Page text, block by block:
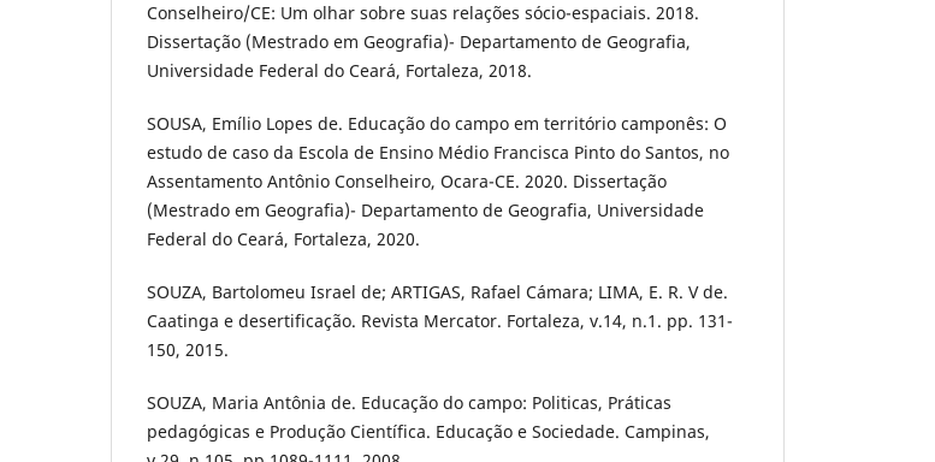
Conselheiro/CE: Um olhar sobre suas relações sócio-espaciais. 2018.
Dissertação (Mestrado em Geografia)- Departamento de Geografia,
Universidade Federal do Ceará, Fortaleza, 2018.
SOUSA, Emílio Lopes de. Educação do campo em território camponês: O
estudo de caso da Escola de Ensino Médio Francisca Pinto do Santos, no
Assentamento Antônio Conselheiro, Ocara-CE. 2020. Dissertação
(Mestrado em Geografia)- Departamento de Geografia, Universidade
Federal do Ceará, Fortaleza, 2020.
SOUZA, Bartolomeu Israel de; ARTIGAS, Rafael Cámara; LIMA, E. R. V de.
Caatinga e desertificação. Revista Mercator. Fortaleza, v.14, n.1. pp. 131-
150, 2015.
SOUZA, Maria Antônia de. Educação do campo: Politicas, Práticas
pedagógicas e Produção Científica. Educação e Sociedade. Campinas,